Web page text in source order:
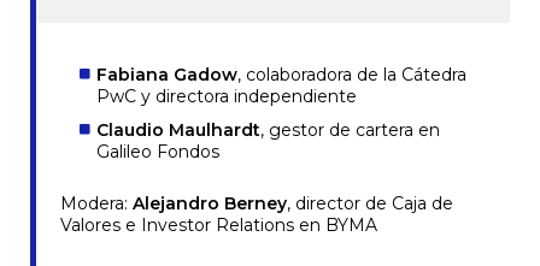
Fabiana Gadow, colaboradora de la Cátedra
PwC y directora independiente
Claudio Maulhardt, gestor de cartera en
Galileo Fondos
Modera: Alejandro Berney, director de Caja de
Valores e Investor Relations en BYMA